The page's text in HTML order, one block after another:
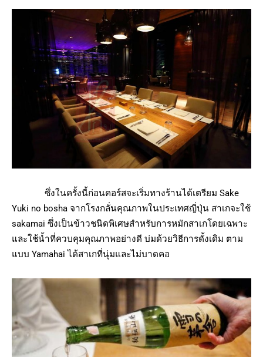
ซึ่งในครั้งนี้ก่อนคอร์สจะเริ่มทางร้านได้เตรียม Sake
Yuki no bosha จากโรงกลั่นคุณภาพในประเทศญี่ปุ่น สาเกจะใช้
sakamai ซึ่งเป็นข้าวชนิดพิเศษสำหรับการหมักสาเกโดยเฉพาะ
และใช้น้ำที่ควบคุมคุณภาพอย่างดี บ่มด้วยวิธีการดั้งเดิม ตาม
แบบ Yamahai ได้สาเกที่นุ่มและไม่บาดคอ